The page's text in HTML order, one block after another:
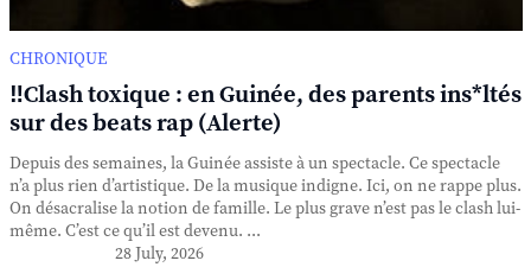
CHRONIQUE
‼️Clash toxique : en Guinée, des parents ins*ltés
sur des beats rap (Alerte)
Depuis des semaines, la Guinée assiste à un spectacle. Ce spectacle
n’a plus rien d’artistique. De la musique indigne. Ici, on ne rappe plus.
On désacralise la notion de famille. Le plus grave n’est pas le clash lui-
même. C’est ce qu’il est devenu. ...
28 July, 2026